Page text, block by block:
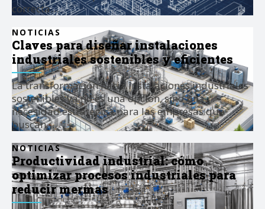
correcta…
NOTICIAS
Claves para diseñar instalaciones
industriales sostenibles y eficientes
La transformación hacia instalaciones industriales
sostenibles ya no es una opción, sino una
necesidad estratégica para las empresas que
buscan…
NOTICIAS
Productividad industrial: cómo
optimizar procesos industriales para
reducir mermas